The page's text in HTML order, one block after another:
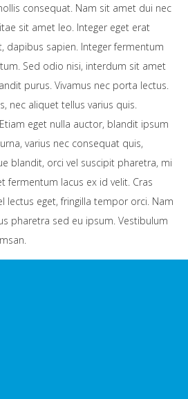
consequat. Nam sit amet dui nec
sit amet leo. Integer eget erat
dapibus sapien. Integer fermentum
Sed odio nisi, interdum sit amet
purus. Vivamus nec porta lectus.
nec aliquet tellus varius quis.
eget nulla auctor, blandit ipsum
varius nec consequat quis,
blandit, orci vel suscipit pharetra, mi
fermentum lacus ex id velit. Cras
lectus eget, fringilla tempor orci. Nam
pharetra sed eu ipsum. Vestibulum